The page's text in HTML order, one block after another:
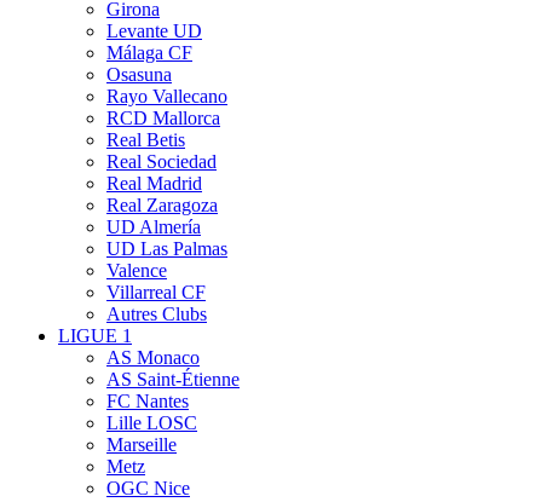
Girona
Levante UD
Málaga CF
Osasuna
Rayo Vallecano
RCD Mallorca
Real Betis
Real Sociedad
Real Madrid
Real Zaragoza
UD Almería
UD Las Palmas
Valence
Villarreal CF
Autres Clubs
LIGUE 1
AS Monaco
AS Saint-Étienne
FC Nantes
Lille LOSC
Marseille
Metz
OGC Nice